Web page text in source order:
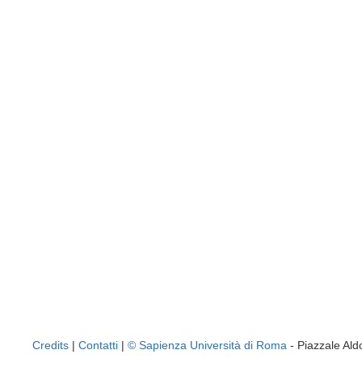
Credits | Contatti | © Sapienza Università di Roma - Piazzale